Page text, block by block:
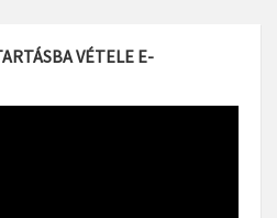
VÉTELE E-